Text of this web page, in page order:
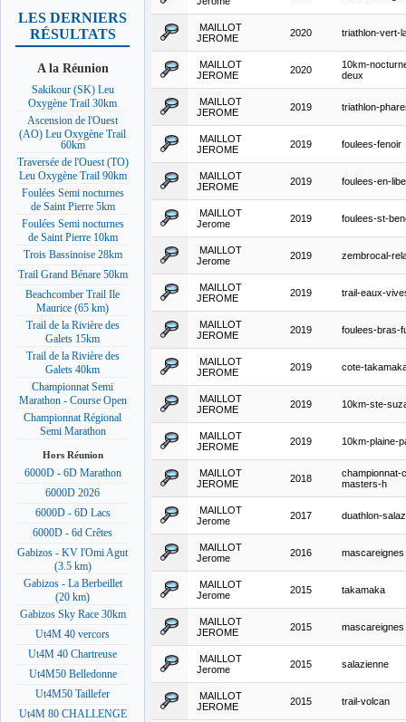
LES DERNIERS
RÉSULTATS
A la Réunion
Sakikour (SK) Leu
Oxygène Trail 30km
Ascension de l'Ouest
(AO) Leu Oxygène Trail
60km
Traversée de l'Ouest (TO)
Leu Oxygène Trail 90km
Foulées Semi nocturnes
de Saint Pierre 5km
Foulées Semi nocturnes
de Saint Pierre 10km
Trois Bassinoise 28km
Trail Grand Bénare 50km
Beachcomber Trail Ile
Maurice (65 km)
Trail de la Rivière des
Galets 15km
Trail de la Rivière des
Galets 40km
Championnat Semi
Marathon - Course Open
Championnat Régional
Semi Marathon
Hors Réunion
6000D - 6D Marathon
6000D 2026
6000D - 6D Lacs
6000D - 6d Crêtes
Gabizos - KV l'Omi Agut
(3.5 km)
Gabizos - La Berbeillet
(20 km)
Gabizos Sky Race 30km
Ut4M 40 vercors
Ut4M 40 Chartreuse
Ut4M50 Belledonne
Ut4M50 Taillefer
Ut4M 80 CHALLENGE
MAILLOT
JEROME
2020 triathlon-vert-
MAILLOT
JEROME
2020
10km-
deux
MAILLOT
JEROME
2019 triathlon-
MAILLOT
JEROME
2019 foulees-fenoir
MAILLOT
JEROME
2019 foulees-en-
MAILLOT
Jerome
2019 foulees-st-
MAILLOT
Jerome
2019 zembrocal-
MAILLOT
JEROME
2019 trail-eaux-
MAILLOT
JEROME
2019 foulees-bras-
MAILLOT
JEROME
2019 cote-
MAILLOT
JEROME
2019 10km-ste-
MAILLOT
JEROME
2019 10km-plaine-
MAILLOT
JEROME
2018
championnat-
masters-h
MAILLOT
Jerome
2017 duathlon-
MAILLOT
Jerome
2016 mascareignes
MAILLOT
Jerome
2015 takamaka
MAILLOT
JEROME
2015 mascareignes
MAILLOT
Jerome
2015 salazienne
MAILLOT
JEROME
2015 trail-volcan